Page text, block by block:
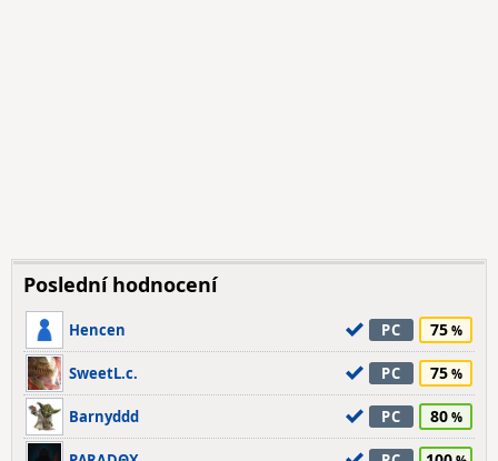
Poslední hodnocení
Hencen PC 75
SweetL.c. PC 75
Barnyddd PC 80